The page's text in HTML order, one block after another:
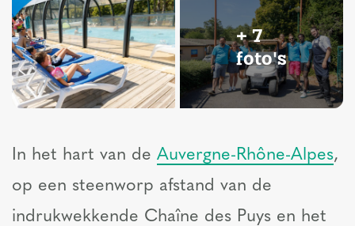
+ 7
foto's
In het hart van de Auvergne-Rhône-Alpes,
op een steenworp afstand van de
indrukwekkende Chaîne des Puys en het